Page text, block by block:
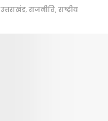
उत्तराखंड, राजनीति, राष्ट्रीय